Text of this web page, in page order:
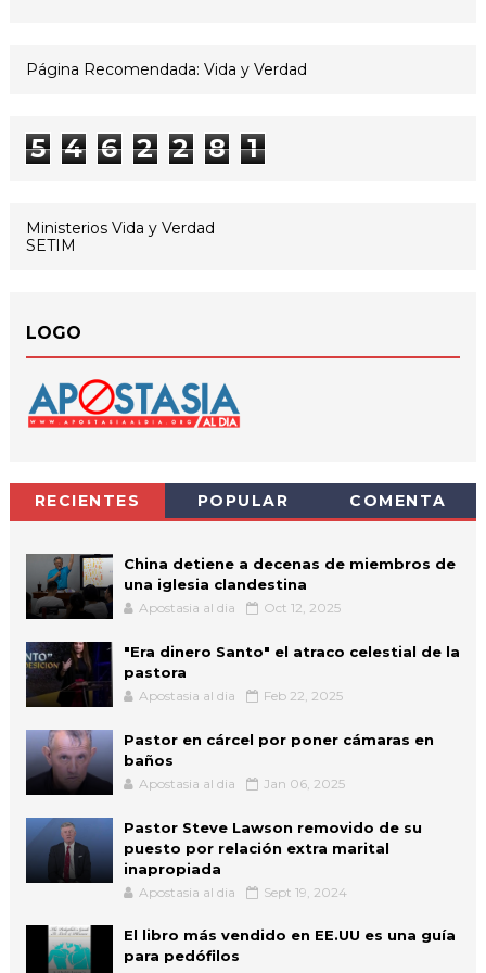
Página Recomendada: Vida y Verdad
5 4 6 2 2 8 1
Ministerios Vida y Verdad
SETIM
LOGO
RECIENTES POPULAR COMENTA
China detiene a decenas de miembros de
una iglesia clandestina
Apostasia al dia Oct 12, 2025
"Era dinero Santo" el atraco celestial de la
pastora
Apostasia al dia Feb 22, 2025
Pastor en cárcel por poner cámaras en
baños
Apostasia al dia Jan 06, 2025
Pastor Steve Lawson removido de su
puesto por relación extra marital
inapropiada
Apostasia al dia Sept 19, 2024
El libro más vendido en EE.UU es una guía
para pedófilos